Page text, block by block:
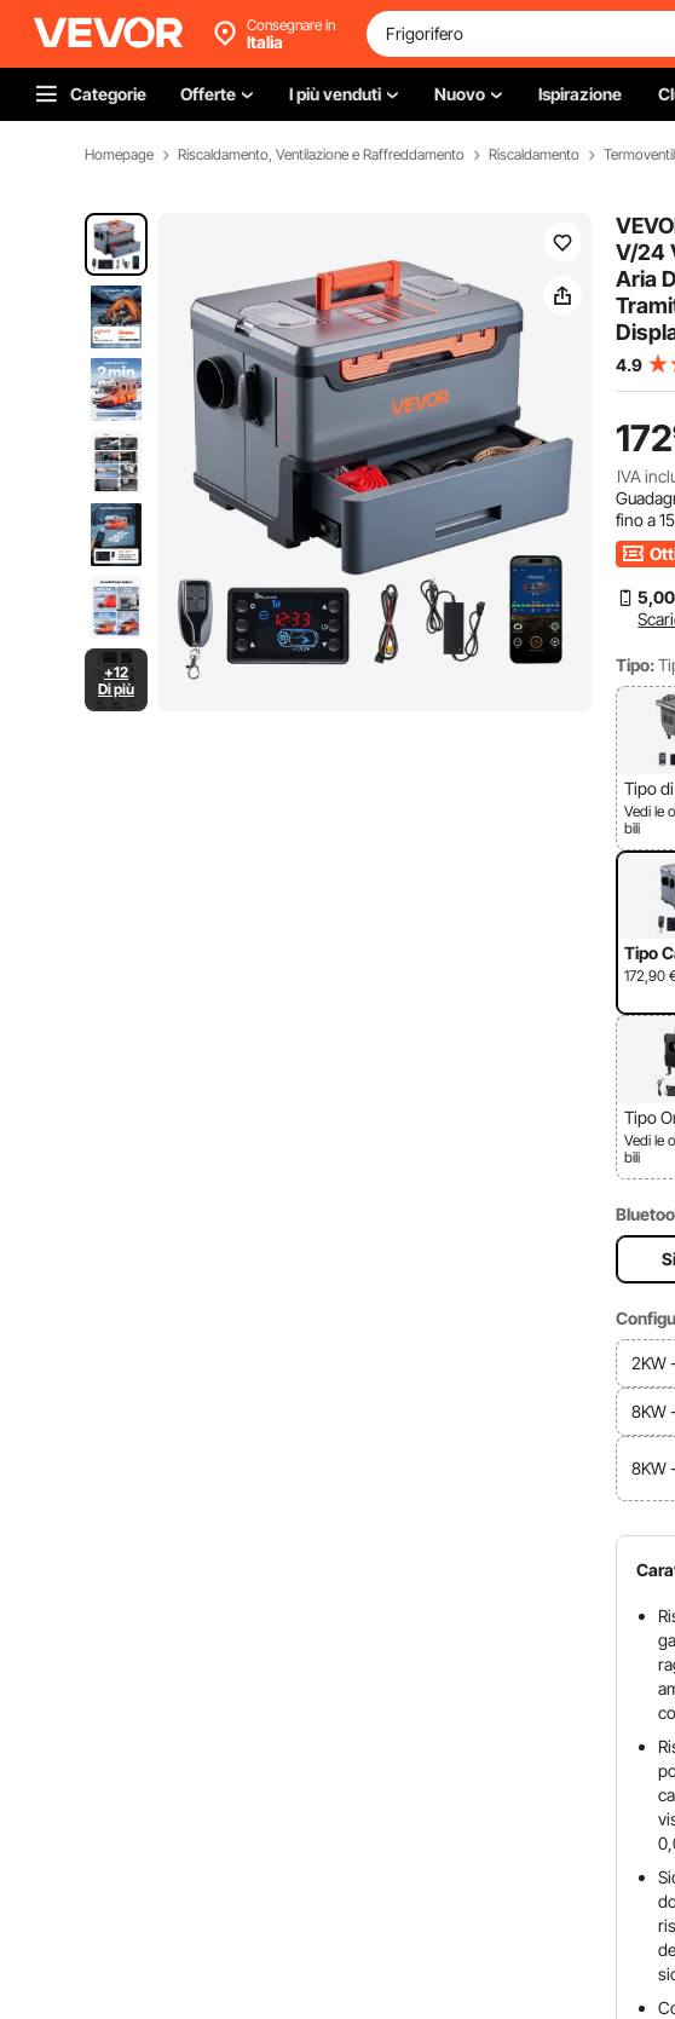
Consegnare in
Italia
Categorie Offerte I più venduti Nuovo Ispirazione
Homepage Riscaldamento, Ventilazione e Raffreddamento Riscaldamento
+12
Di più
V/24
Aria
4.9
172
IVA
fino a
5,00
Tipo:
Tipo di
Vedi le
bili
Tipo
gli
172,90
Tipo
Vedi le
bili
Si
2KW
8KW
8KW